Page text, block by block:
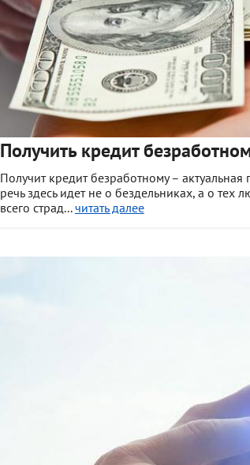
Получить кредит
Получит кредит безработному –
речь здесь идет не о бездельниках, а о
всего страд...читать далее